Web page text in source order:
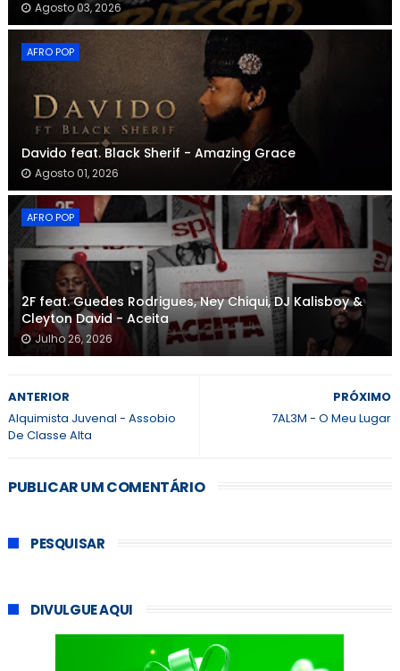
Agosto 03, 2026
AFRO POP
Davido feat. Black Sherif - Amazing Grace
Agosto 01, 2026
AFRO POP
2F feat. Guedes Rodrigues, Ney Chiqui, DJ Kalisboy &
Cleyton David - Aceita
Julho 26, 2026
PRÓXIMO
7AL3M - O Meu Lugar
ANTERIOR
Alquimista Juvenal - Assobio
De Classe Alta
PUBLICAR UM COMENTÁRIO
PESQUISAR
DIVULGUE AQUI